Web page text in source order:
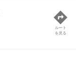
ルート
を見る